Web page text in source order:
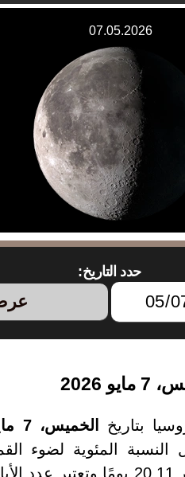
07.05.2026
حدد التاريخ:
الخميس، 7 مايو 2026
والتي تمثل النسبة
الخميس، 7 مايو 2026 يبلغ من